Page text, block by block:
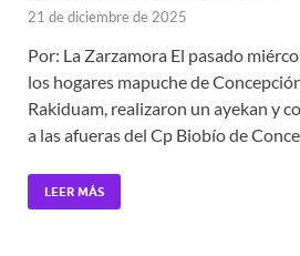
21 de diciembre de 2025
Por: La Zarzamora El pasado
los hogares mapuche de
Rakiduam, realizaron un ayekan y
a las afueras del Cp Biobío de
LEER MÁS